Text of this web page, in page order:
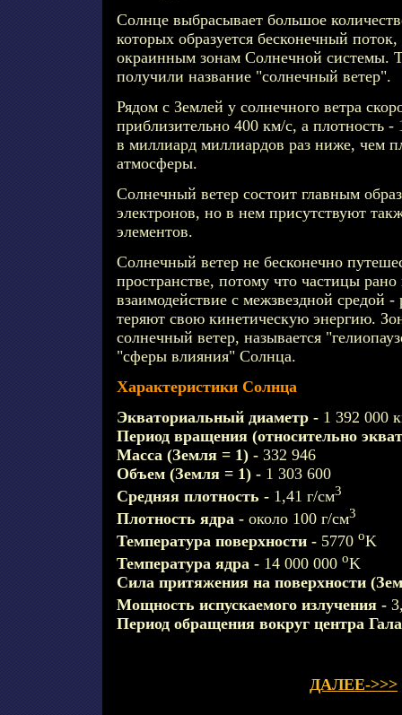
Солнце выбрасывает большое
которых образуется бесконечный
окраинным зонам Солнечной системы.
получили название "солнечный ветер".
Рядом с Землей у солнечного ветра
приблизительно 400 км/с, а плотность -
в миллиард миллиардов раз ниже, чем
атмосферы.
Солнечный ветер состоит главным
электронов, но в нем присутствуют
элементов.
Солнечный ветер не бесконечно
пространстве, потому что частицы
взаимодействие с межзвездной средой
теряют свою кинетическую энергию.
солнечный ветер, называется
"сферы влияния" Солнца.
Характеристики Солнца
Экваториальный диаметр - 1 392 000
Период вращения (относительно
Масса (Земля = 1) - 332 946
Объем (Земля = 1) - 1 303 600
Средняя плотность - 1,41 г/см3
Плотность ядра - около 100 г/см3
Температура поверхности - 5770 oK
Температура ядра - 14 000 000 oK
Сила притяжения на поверхности
Мощность испускаемого излучения -
Период обращения вокруг центра
ДАЛЕЕ->>>